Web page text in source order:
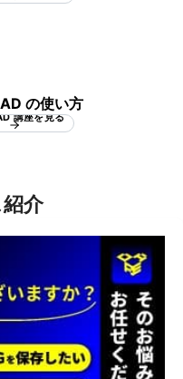
の使い方
講座を見る
介